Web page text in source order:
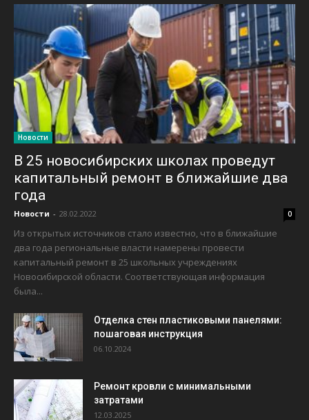
Новости
В 25 новосибирских школах проведут
капитальный ремонт в ближайшие два
года
Новости - 28.02.2022 0
Из открытых источников стало известно, что в ближайшие
два года региональные власти намерены провести
капитальный ремонт в 25 школьных учреждениях
Новосибирской области. Соответствующая информация
была...
Отделка стен пластиковыми панелями:
пошаговая инструкция
06.10.2024
Ремонт кровли с минимальными
затратами
12.03.2025